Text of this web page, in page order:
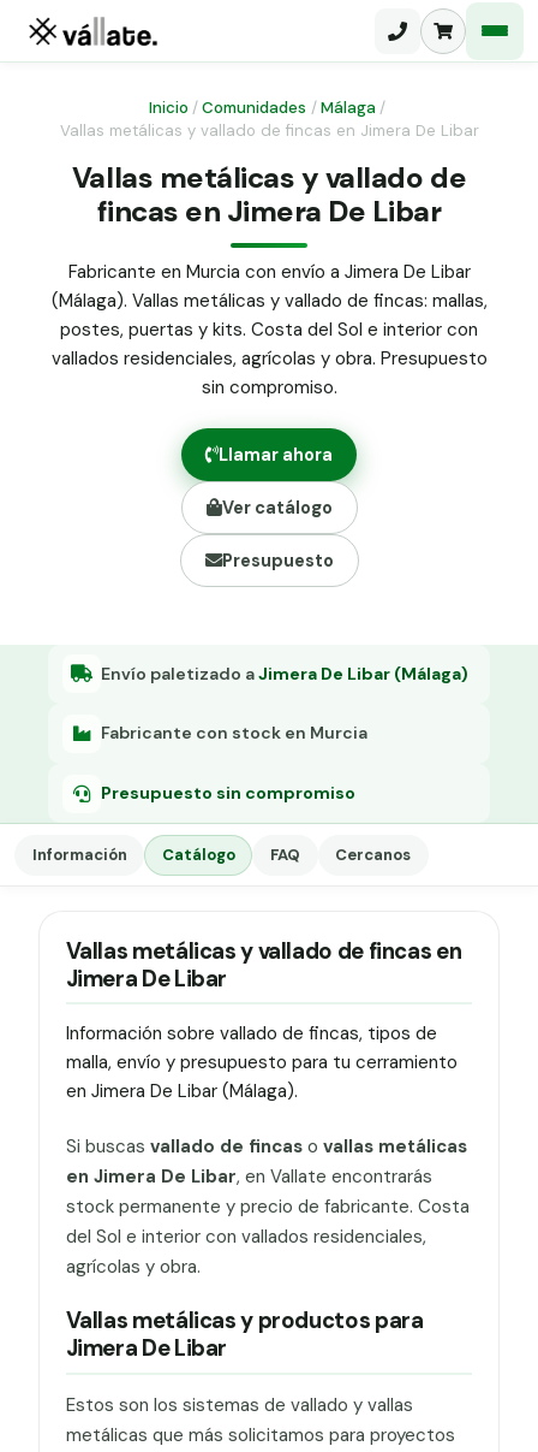
Malla ganadera
Malla simple torsión
Malla triple torsión
Panel malla H.
Puerta abatible dos hojas
Puerta acceso peatonal
Poste malla Hércules
Poste malla simple torsión
Alambre de espino galvanizado
Alambre liso galvanizado
Malla ocultación 70 g/m² verde
Abrazadera PVC malla H.
Grapa malla H.
Inicio /Comunidades / Málaga /
Vallas metálicas y vallado de fincas en Jimera De Libar
Vallas metálicas y vallado de
fincas en Jimera De Libar
Fabricante en Murcia con envío a Jimera De Libar
(Málaga). Vallas metálicas y vallado de fincas: mallas,
postes, puertas y kits. Costa del Sol e interior con
vallados residenciales, agrícolas y obra. Presupuesto
sin compromiso.
Llamar ahora
Ver catálogo
Presupuesto
Envío paletizado aJimera De Libar (Málaga)
Fabricante con stock en Murcia
Presupuesto sin compromiso
Información Catálogo FAQ Cercanos
Vallas metálicas y vallado de fincas en
Jimera De Libar
Información sobre vallado de fincas, tipos de
malla, envío y presupuesto para tu cerramiento
en Jimera De Libar (Málaga).
Si buscas vallado de fincaso vallas metálicas
en Jimera De Libar, en Vallate encontrarás
stock permanente y precio de fabricante. Costa
del Sol e interior con vallados residenciales,
agrícolas y obra.
Vallas metálicas y productos para
Jimera De Libar
Estos son los sistemas de vallado y vallas
metálicas que más solicitamos para proyectos